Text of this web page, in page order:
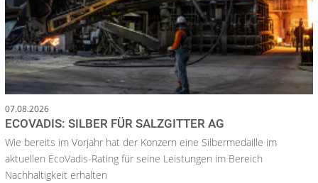
07.08.2026
ECOVADIS: SILBER FÜR SALZGITTER AG
Wie bereits im Vorjahr hat der Konzern eine Silbermedaille im
aktuellen EcoVadis-Rating für seine Leistungen im Bereich
Nachhaltigkeit erhalten